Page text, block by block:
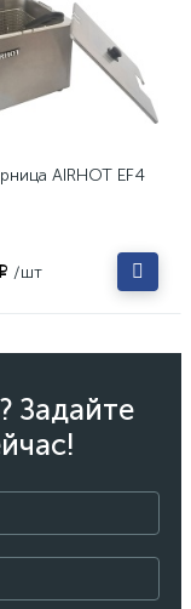
AIRHOT EF4
/шт
Задайте